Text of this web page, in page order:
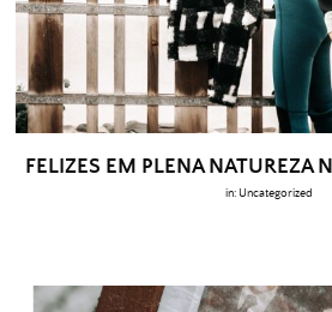
FELIZES EM PLENA NATUREZA
in: Uncategorized